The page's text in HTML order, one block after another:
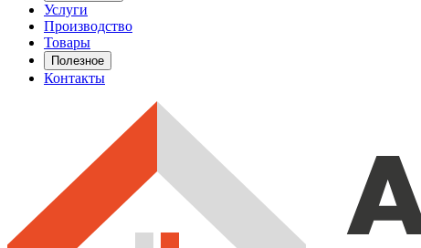
Услуги
Производство
Товары
Полезное
Контакты